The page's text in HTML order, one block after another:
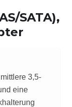
SATA),
3,5-
eine